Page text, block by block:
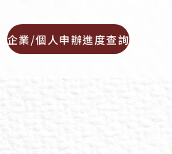
企業/個人申辦進度查詢